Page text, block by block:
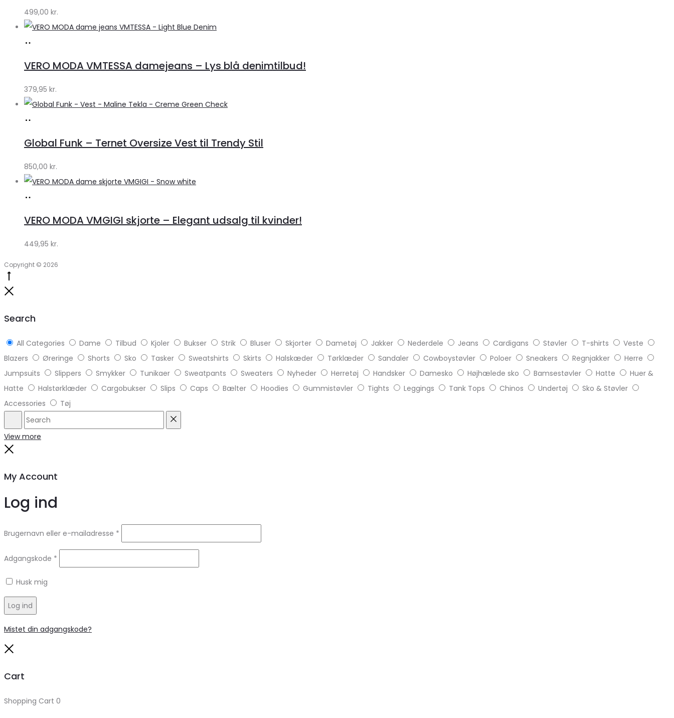
499,00 kr.
Klædeskabet.dk
VERO MODA VMTESSA damejeans – Lys blå denimtilbud!
379,95 kr.
Lykke
by
Lykke
Global Funk – Ternet Oversize Vest til Trendy Stil
850,00 kr.
Klædeskabet.dk
VERO MODA VMGIGI skjorte – Elegant udsalg til kvinder!
449,95 kr.
Copyright © 2026
Search
All Categories Dame Tilbud Kjoler Bukser Strik Bluser Skjorter Dametøj Jakker Nederdele Jeans Cardigans Støvler T-shirts
Veste
Blazers
Øreringe Shorts Sko Tasker Sweatshirts Skirts Halskæder Tørklæder Sandaler Cowboystøvler Poloer Sneakers Regnjakker
Herre
Jumpsuits
Slippers Smykker Tunikaer Sweatpants Sweaters Nyheder Herretøj Handsker Damesko Højhælede sko Bamsestøvler Hatte
Huer &
Hatte
Halstørklæder Cargobukser Slips Caps Bælter Hoodies Gummistøvler Tights Leggings Tank Tops Chinos Undertøj
Sko & Støvler
Accessories
Tøj
Search
View more
My Account
Log ind
Brugernavn eller e-mailadresse *
Adgangskode *
Husk mig
Log ind
Mistet din adgangskode?
Cart
Shopping Cart 0